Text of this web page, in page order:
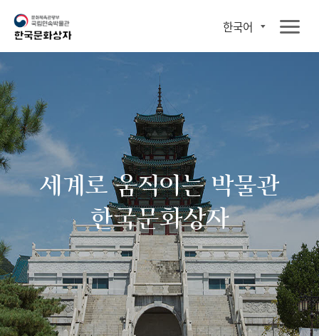
한국어
세계로 움직이는 박물관
한국문화상자